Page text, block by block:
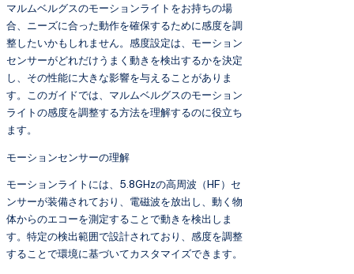
マルムベルグスのモーションライトをお持ちの場
合、ニーズに合った動作を確保するために感度を調
整したいかもしれません。感度設定は、モーション
センサーがどれだけうまく動きを検出するかを決定
し、その性能に大きな影響を与えることがありま
す。このガイドでは、マルムベルグスのモーション
ライトの感度を調整する方法を理解するのに役立ち
ます。
モーションセンサーの理解
モーションライトには、5.8GHzの高周波（HF）セ
ンサーが装備されており、電磁波を放出し、動く物
体からのエコーを測定することで動きを検出しま
す。特定の検出範囲で設計されており、感度を調整
することで環境に基づいてカスタマイズできます。